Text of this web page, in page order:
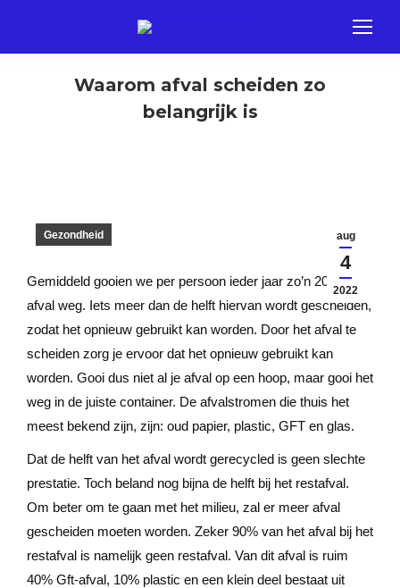
Waarom afval scheiden zo
belangrijk is
aug
4
2022
Gezondheid
Gemiddeld gooien we per persoon ieder jaar zo’n 200 kilo
afval weg. Iets meer dan de helft hiervan wordt gescheiden,
zodat het opnieuw gebruikt kan worden. Door het afval te
scheiden zorg je ervoor dat het opnieuw gebruikt kan
worden. Gooi dus niet al je afval op een hoop, maar gooi het
weg in de juiste container. De afvalstromen die thuis het
meest bekend zijn, zijn: oud papier, plastic, GFT en glas.
Dat de helft van het afval wordt gerecycled is geen slechte
prestatie. Toch beland nog bijna de helft bij het restafval.
Om beter om te gaan met het milieu, zal er meer afval
gescheiden moeten worden. Zeker 90% van het afval bij het
restafval is namelijk geen restafval. Van dit afval is ruim
40% Gft-afval, 10% plastic en een klein deel bestaat uit